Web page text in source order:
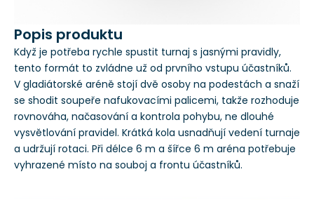
Popis produktu
Když je potřeba rychle spustit turnaj s jasnými pravidly,
tento formát to zvládne už od prvního vstupu účastníků.
V gladiátorské aréně stojí dvě osoby na podestách a snaží
se shodit soupeře nafukovacími palicemi, takže rozhoduje
rovnováha, načasování a kontrola pohybu, ne dlouhé
vysvětlování pravidel. Krátká kola usnadňují vedení turnaje
a udržují rotaci. Při délce 6 m a šířce 6 m aréna potřebuje
vyhrazené místo na souboj a frontu účastníků.